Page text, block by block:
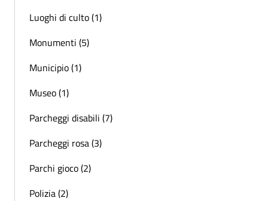
Luoghi di culto (1)
Monumenti (5)
Municipio (1)
Museo (1)
Parcheggi disabili (7)
Parcheggi rosa (3)
Parchi gioco (2)
Polizia (2)